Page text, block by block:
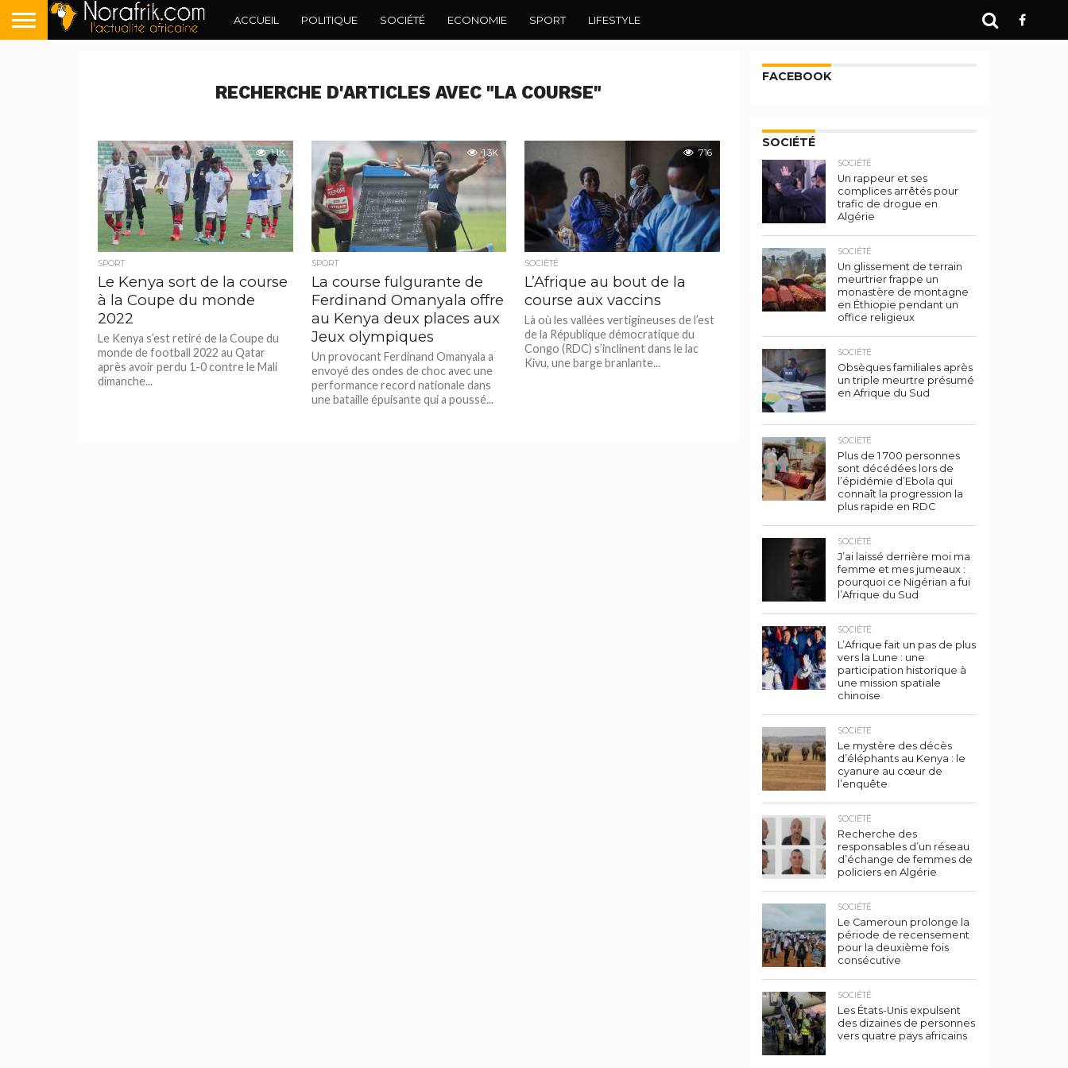
ACCUEIL POLITIQUE SOCIÉTÉ ECONOMIE SPORT LIFESTYLE
RECHERCHE D'ARTICLES AVEC "LA COURSE"
1.1K
SPORT
Le Kenya sort de la course
à la Coupe du monde
2022
Le Kenya s’est retiré de la Coupe du
monde de football 2022 au Qatar
après avoir perdu 1-0 contre le Mali
dimanche...
1.3K
SPORT
La course fulgurante de
Ferdinand Omanyala offre
au Kenya deux places aux
Jeux olympiques
Un provocant Ferdinand Omanyala a
envoyé des ondes de choc avec une
performance record nationale dans
une bataille épuisante qui a poussé...
716
SOCIÉTÉ
L’Afrique au bout de la
course aux vaccins
Là où les vallées vertigineuses de l’est
de la République démocratique du
Congo (RDC) s’inclinent dans le lac
Kivu, une barge branlante...
FACEBOOK
SOCIÉTÉ
SOCIÉTÉ
Un rappeur et ses
complices arrêtés pour
trafic de drogue en
Algérie
SOCIÉTÉ
Un glissement de terrain
meurtrier frappe un
monastère de montagne
en Éthiopie pendant un
office religieux
SOCIÉTÉ
Obsèques familiales après
un triple meurtre présumé
en Afrique du Sud
SOCIÉTÉ
Plus de 1 700 personnes
sont décédées lors de
l’épidémie d’Ebola qui
connaît la progression la
plus rapide en RDC
SOCIÉTÉ
J’ai laissé derrière moi ma
femme et mes jumeaux :
pourquoi ce Nigérian a fui
l’Afrique du Sud
SOCIÉTÉ
L’Afrique fait un pas de plus
vers la Lune : une
participation historique à
une mission spatiale
chinoise
SOCIÉTÉ
Le mystère des décès
d’éléphants au Kenya : le
cyanure au cœur de
l’enquête
SOCIÉTÉ
Recherche des
responsables d’un réseau
d’échange de femmes de
policiers en Algérie
SOCIÉTÉ
Le Cameroun prolonge la
période de recensement
pour la deuxième fois
consécutive
SOCIÉTÉ
Les États-Unis expulsent
des dizaines de personnes
vers quatre pays africains